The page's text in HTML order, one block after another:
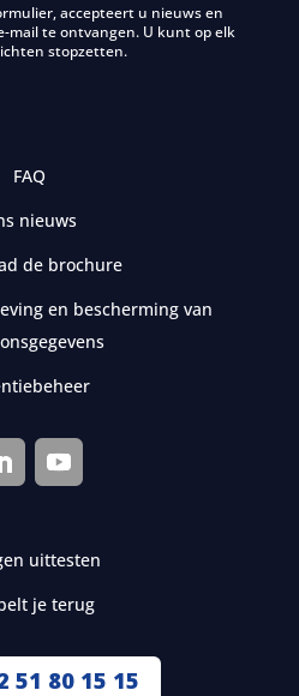
accepteert u nieuws en
mail te ontvangen. U kunt op elk
stopzetten.
FAQ
nieuws
de brochure
en bescherming van
uittesten
je terug
51 80 15 15